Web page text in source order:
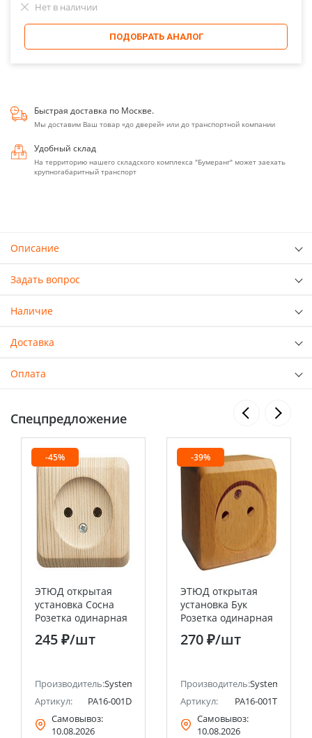
Нет в наличии
ПОДОБРАТЬ АНАЛОГ
Быстрая доставка по Москве.
Мы доставим Ваш товар «до дверей» или до транспортной компании
Удобный склад
На территорию нашего складского комплекса "Бумеранг" может заехать
крупногабаритный транспорт
Описание
Задать вопрос
Наличие
Доставка
Оплата
Спецпредложение
(ранее Schneider Electric)
-45%
ЭТЮД открытая
установка Сосна
Розетка одинарная
без заземления
Systeme Electric
245 ₽/шт
Производитель:Systeme Electric (ранее Schneider Electric)
Артикул:
PA16-001D
Самовывоз:
10.08.2026
-39%
ЭТЮД открытая
установка Бук
Розетка одинарная
без заземления
Systeme Electric
270 ₽/шт
Производитель:Systeme
Артикул:
PA16-001T
Самовывоз:
10.08.2026